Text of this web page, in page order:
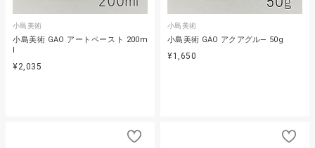
小島美術
小島美術 GAO アートペースト 200m
l
¥2,035
小島美術
小島美術 GAO アクアグル― 50g
¥1,650